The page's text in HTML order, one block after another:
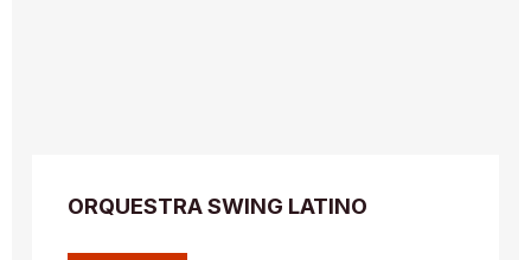
ORQUESTRA SWING LATINO